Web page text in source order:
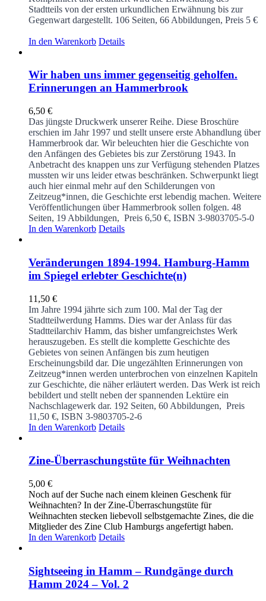
Stadtteils von der ersten urkundlichen Erwähnung bis zur
Gegenwart dargestellt. 106 Seiten, 66 Abbildungen, Preis 5 €
In den Warenkorb Details
Wir haben uns immer gegenseitig geholfen.
Erinnerungen an Hammerbrook
6,50 €
Das jüngste Druckwerk unserer Reihe. Diese Broschüre
erschien im Jahr 1997 und stellt unsere erste Abhandlung über
Hammerbrook dar. Wir beleuchten hier die Geschichte von
den Anfängen des Gebietes bis zur Zerstörung 1943. In
Anbetracht des knappen uns zur Verfügung stehenden Platzes
mussten wir uns leider etwas beschränken. Schwerpunkt liegt
auch hier einmal mehr auf den Schilderungen von
Zeitzeug*innen, die Geschichte erst lebendig machen. Weitere
Veröffentlichungen über Hammerbrook sollen folgen. 48
Seiten, 19 Abbildungen, Preis 6,50 €, ISBN 3-9803705-5-0
In den Warenkorb Details
Veränderungen 1894-1994. Hamburg-Hamm
im Spiegel erlebter Geschichte(n)
11,50 €
Im Jahre 1994 jährte sich zum 100. Mal der Tag der
Stadtteilwerdung Hamms. Dies war der Anlass für das
Stadtteilarchiv Hamm, das bisher umfangreichstes Werk
herauszugeben. Es stellt die komplette Geschichte des
Gebietes von seinen Anfängen bis zum heutigen
Erscheinungsbild dar. Die ungezählten Erinnerungen von
Zeitzeug*innen werden unterbrochen von einzelnen Kapiteln
zur Geschichte, die näher erläutert werden. Das Werk ist reich
bebildert und stellt neben der spannenden Lektüre ein
Nachschlagewerk dar. 192 Seiten, 60 Abbildungen, Preis
11,50 €, ISBN 3-9803705-2-6
In den Warenkorb Details
Zine-Überraschungstüte für Weihnachten
5,00 €
Noch auf der Suche nach einem kleinen Geschenk für
Weihnachten? In der Zine-Überraschungstüte für
Weihnachten stecken liebevoll selbstgemachte Zines, die die
Mitglieder des Zine Club Hamburgs angefertigt haben.
In den Warenkorb Details
Sightseeing in Hamm – Rundgänge durch
Hamm 2024 – Vol. 2